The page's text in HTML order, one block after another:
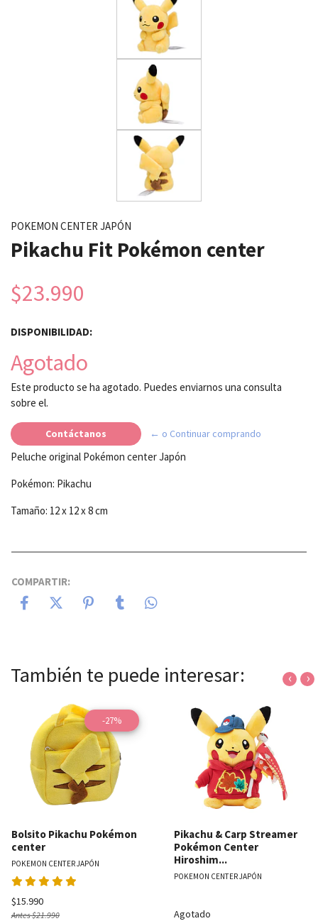
POKEMON CENTER JAPÓN
Pikachu Fit Pokémon center
$23.990
DISPONIBILIDAD:
Agotado
Este producto se ha agotado. Puedes enviarnos una consulta
sobre el.
Contáctanos ← o Continuar comprando
Peluche original Pokémon center Japón
Pokémon: Pikachu
Tamaño: 12 x 12 x 8 cm
COMPARTIR:
También te puede interesar:
-27%
Bolsito Pikachu Pokémon
center
POKEMON CENTER JAPÓN
$15.990
Antes$21.990
Pikachu & Carp Streamer
Pokémon Center
Hiroshim...
POKEMON CENTER JAPÓN
Agotado
‹ ›